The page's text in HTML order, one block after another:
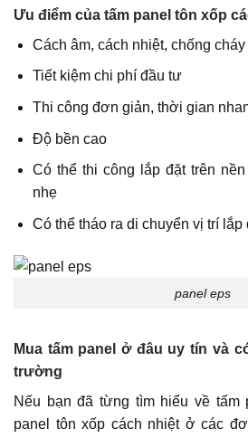
Ưu điểm của tấm panel tôn xốp
Cách âm, cách nhiệt, chống
Tiết kiệm chi phí đầu tư
Thi công đơn giản, thời gian
Độ bền cao
Có thể thi công lắp đặt trên
nhẹ
Có thể tháo ra di chuyển vị trí lắp
panel eps
Mua tấm panel ở đâu uy tín và
trường
Nếu bạn đã từng tìm hiểu về tấm
panel tôn xốp cách nhiệt ở các